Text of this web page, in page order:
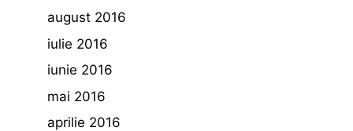
august 2016
iulie 2016
iunie 2016
mai 2016
aprilie 2016